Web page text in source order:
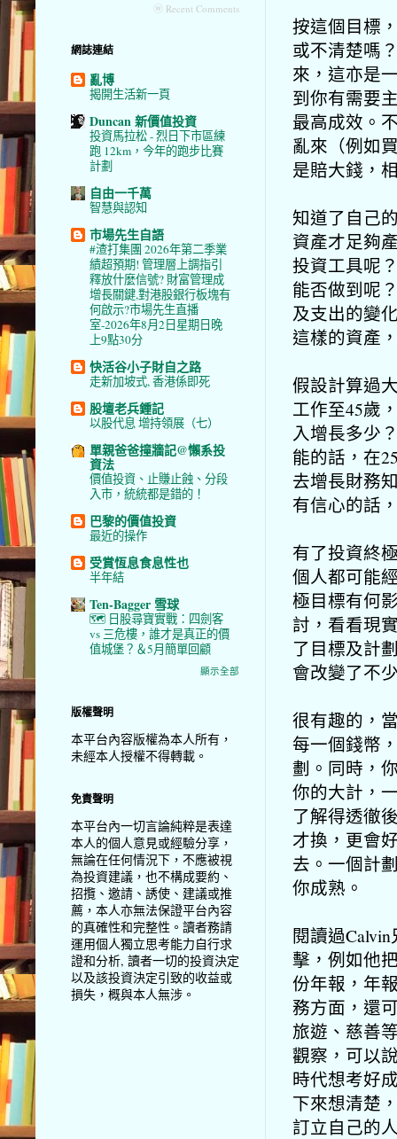
按這個目標
或不清楚嗎
來，這亦是
到你有需要
最高成效。
亂來（例如
是賠大錢，
知道了自己
資產才足夠
投資工具呢
能否做到呢
及支出的變
這樣的資產
假設計算過
工作至45歲
入增長多少
能的話，在
去增長財務
有信心的話
有了投資終
個人都可能
極目標有何
討，看看現
了目標及計
會改變了不
很有趣的，
每一個錢幣
劃。同時，
你的大計，
了解得透徹
才換，更會
去。一個計
你成熟。
閱讀過
擊，例如他
份年報，年
務方面，還
旅遊、慈善
觀察，可以
時代想考好
下來想清楚
訂立自己的
ⓦ Recent Comments
網誌連結
亂博
揭開生活新一頁
Duncan 新價值投資
投資馬拉松 - 烈日下市區練
跑 12km，今年的跑步比賽
計劃
自由一千萬
智慧與認知
市場先生自語
#渣打集團 2026年第二季業
績超預期! 管理層上調指引
釋放什麼信號? 財富管理成
增長關鍵,對港股銀行板塊有
何啟示?市場先生直播
室-2026年8月2日星期日晚
上9點30分
快活谷小子財自之路
走新加坡式, 香港係即死
股壇老兵鍾記
以股代息 增持領展（七）
單親爸爸撞牆記@懶系投
資法
價值投資、止賺止蝕、分段
入市，統統都是錯的！
巴黎的價值投資
最近的操作
受賞恆息食息性也
半年結
Ten-Bagger 雪球
🗺️ 日股尋寶實戰：四劍客
vs 三危樓，誰才是真正的價
值城堡？＆5月簡單回顧
顯示全部
版權聲明
本平台內容版權為本人所有，
未經本人授權不得轉載。
免責聲明
本平台內一切言論純粹是表達
本人的個人意見或經驗分享，
無論在任何情況下，不應被視
為投資建議，也不構成要約、
招攬、邀請、誘使、建議或推
薦，本人亦無法保證平台內容
的真確性和完整性。讀者務請
運用個人獨立思考能力自行求
證和分析, 讀者一切的投資決定
以及該投資決定引致的收益或
損失，概與本人無涉。